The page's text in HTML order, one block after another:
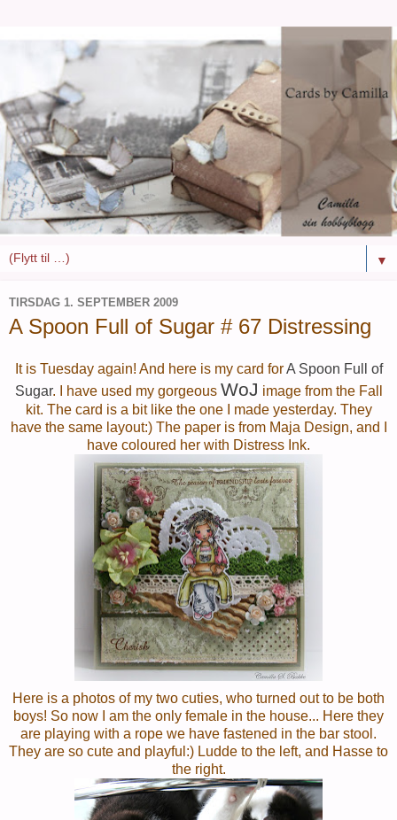
▼
TIRSDAG 1. SEPTEMBER 2009
A Spoon Full of Sugar # 67 Distressing
It is Tuesday again! And here is my card forA Spoon Full of
Sugar. I have used my gorgeous WoJ image from the Fall
kit. The card is a bit like the one I made yesterday. They
have the same layout:) The paper is from Maja Design, and I
have coloured her with Distress Ink.
Here is a photos of my two cuties, who turned out to be both
boys! So now I am the only female in the house... Here they
are playing with a rope we have fastened in the bar stool.
They are so cute and playful:) Ludde to the left, and Hasse to
the right.